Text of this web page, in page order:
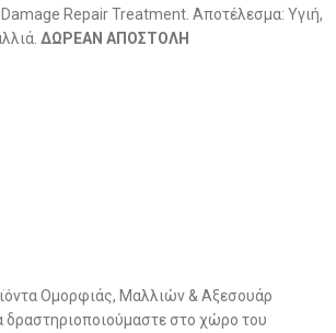
Repair Treatment. Αποτέλεσμα: Υγιή,
ΔΩΡΕΑΝ ΑΠΟΣΤΟΛΗ
δραστηριοποιούμαστε στο χώρο του